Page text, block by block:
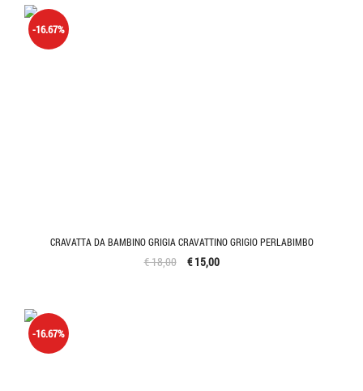
CRAVATTA DA BAMBINO GRIGIA CRAVATTINO GRIGIO PERLABIMBO
-16.67%
€ 18,00 € 15,00
-16.67%